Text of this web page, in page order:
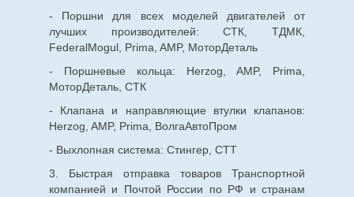
- Поршни для всех моделей двигателей от
лучших производителей: СТК, ТДМК,
FederalMogul, Prima, AMP, МоторДеталь
- Поршневые кольца: Herzog, AMP, Prima,
МоторДеталь, СТК
- Клапана и направляющие втулки клапанов:
Herzog, AMP, Prima, ВолгаАвтоПром
- Выхлопная система: Стингер, СТТ
3. Быстрая отправка товаров Транспортной
компанией и Почтой России по РФ и странам